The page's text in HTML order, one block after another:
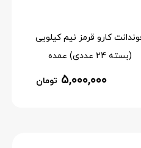
فوندانت کارو قهوه ای نیم
کیلویی (بسته 24 عددی) عمده
۵,۰۰۰,۰۰۰ تومان